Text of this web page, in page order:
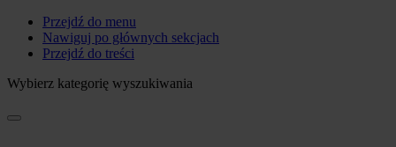
Przejdź do menu
Nawiguj po głównych sekcjach
Przejdź do treści
Wybierz kategorię wyszukiwania